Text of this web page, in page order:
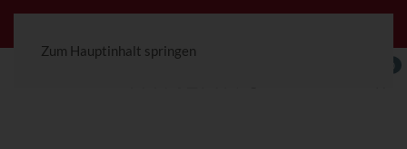
Zum Hauptinhalt springen
0